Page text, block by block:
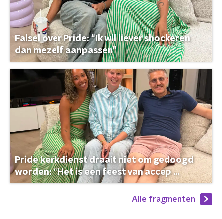
Faisel over Pride: “Ik wil liever shockeren
dan mezelf aanpassen”
Pride kerkdienst draait niet om gedoogd
worden: “Het is een feest van accep ...
Alle fragmenten